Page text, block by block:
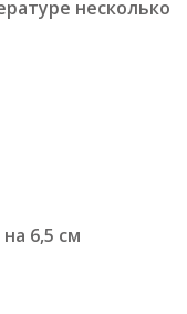
несколько
6,5 см